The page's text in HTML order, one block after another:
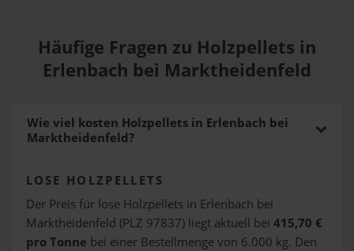
Häufige Fragen zu Holzpellets in
Erlenbach bei Marktheidenfeld
Wie viel kosten Holzpellets in Erlenbach bei
Marktheidenfeld?
LOSE HOLZPELLETS
Der Preis für lose Holzpellets in Erlenbach bei
Marktheidenfeld (PLZ 97837) liegt aktuell bei 415,70 €
pro Tonne bei einer Bestellmenge von 6.000 kg. Den